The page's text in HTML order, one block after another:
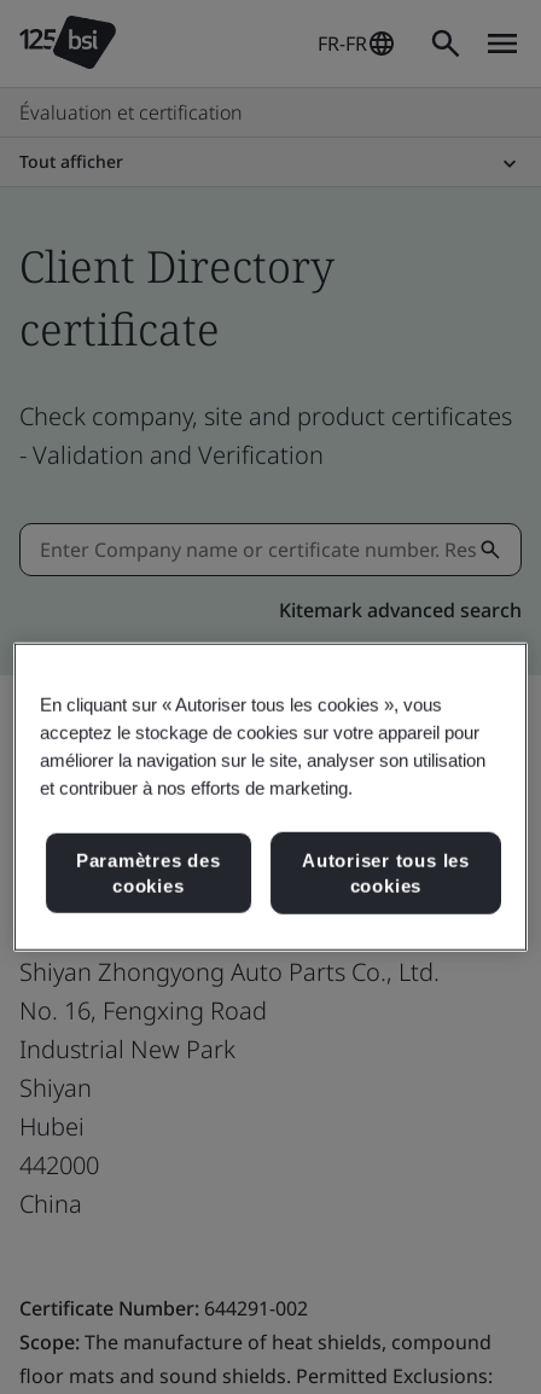
FR-FR
Évaluation et certification
Tout afficher
Client Directory
certificate
Check company, site and product certificates
- Validation and Verification
Kitemark advanced search
Partager:
IATF 16949:2016
Shiyan Zhongyong Auto Parts Co., Ltd.
No. 16, Fengxing Road
Industrial New Park
Shiyan
Hubei
442000
China
Certificate Number: 644291-002
Scope:The manufacture of heat shields, compound
floor mats and sound shields. Permitted Exclusions:
En cliquant sur « Autoriser tous les cookies », vous
acceptez le stockage de cookies sur votre appareil pour
améliorer la navigation sur le site, analyser son utilisation
et contribuer à nos efforts de marketing.
Paramètres des
cookies
Autoriser tous les
cookies